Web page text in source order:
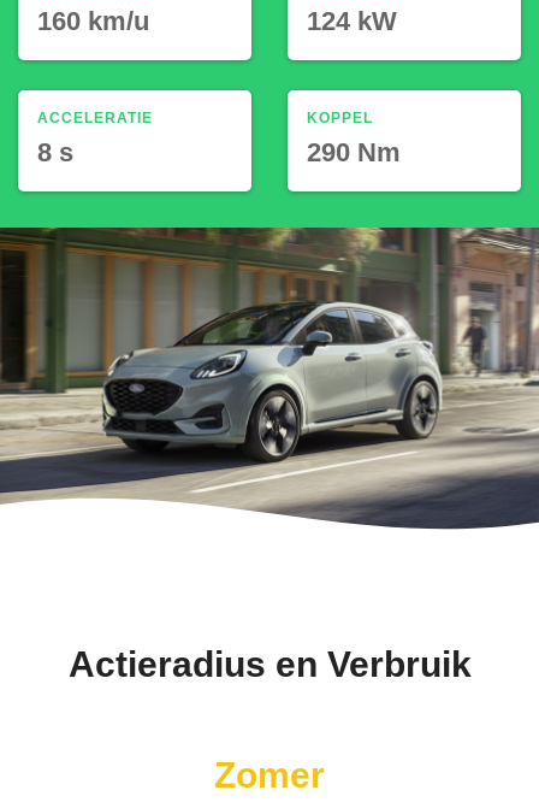
160 km/u
ACCELERATIE
8 s
124 kW
KOPPEL
290 Nm
Actieradius en Verbruik
Zomer